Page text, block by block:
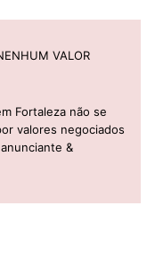
VALOR
Fortaleza não se
valores negociados
&